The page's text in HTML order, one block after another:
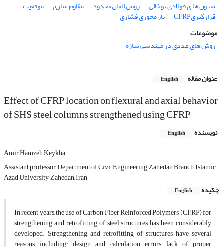
ستون ها ی فولادی توخالی
روش المان محدود مقاوم سازی موقعیت
قرارگیریCFRP
بار محوری فشاری
موضوعات
روش های عددی در مهندسی سازه
عنوان مقاله English
Effect of CFRP location on flexural and axial behavior
of SHS steel columns strengthened using CFRP
نویسنده English
Amir Hamzeh Keykha
Assistant professor, Department of Civil Engineering, Zahedan Branch, Islamic
Azad University, Zahedan, Iran
چکیده
English
In recent years, the use of Carbon Fiber Reinforced Polymers (CFRP) for
strengthening and retrofitting of steel structures has been considerably
developed. Strengthening and retrofitting of structures have several
reasons, including: design and calculation errors, lack of proper